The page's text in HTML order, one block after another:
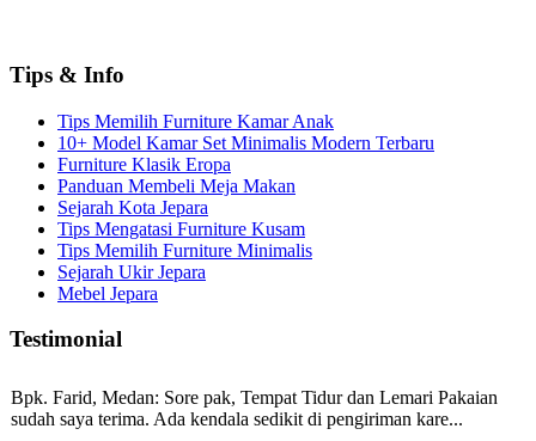
Tips & Info
Tips Memilih Furniture Kamar Anak
10+ Model Kamar Set Minimalis Modern Terbaru
Furniture Klasik Eropa
Panduan Membeli Meja Makan
Sejarah Kota Jepara
Tips Mengatasi Furniture Kusam
Tips Memilih Furniture Minimalis
Sejarah Ukir Jepara
Mebel Jepara
Testimonial
Bpk. Farid, Medan: Sore pak, Tempat Tidur dan Lemari Pakaian
sudah saya terima. Ada kendala sedikit di pengiriman kare...